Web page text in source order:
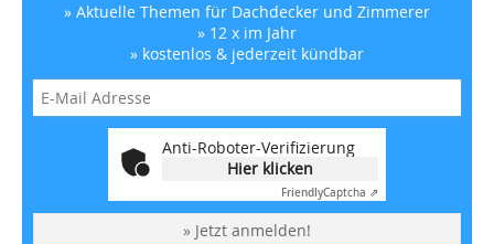
» Aktuelle Themen für Dachdecker und Zimmerer
» 12 x im Jahr
» kostenlos & jederzeit kündbar
Anti-Roboter-Verifizierung
Hier klicken
FriendlyCaptcha ⇗
» Jetzt anmelden!